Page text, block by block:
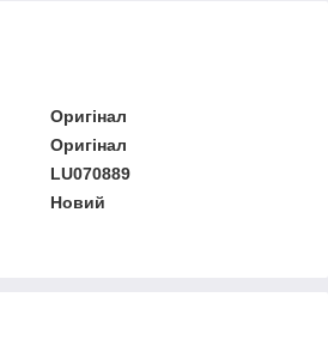
Оригінал
Оригінал
LU070889
Новий